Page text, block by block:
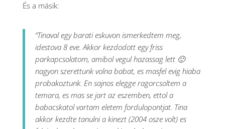
És a másik:
“Tinaval egy barati eskuvon ismerkedtem meg,
idestova 8 eve. Akkor kezdodott egy friss
parkapcsolatom, amibol vegul hazassag lett 🙂
nagyon szerettunk volna babat, es masfel evig hiaba
probakoztunk. En sajnos elegge ragorcsoltem a
temara, es mas se jart az eszemben, ettol a
babacskatol vartam eletem fordulopontjat. Tina
akkor kezdte tanulni a kinezt (2004 osze volt) es